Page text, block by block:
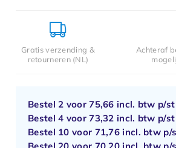
Gratis verzending &
retourneren (NL)
Achteraf
Bestel 2 voor75,66 incl. btw p/
Bestel 4 voor73,32 incl. btw p/
Bestel 10 voor 71,76 incl. btw p/
Bestel 20 voor 70,20 incl. btw p/